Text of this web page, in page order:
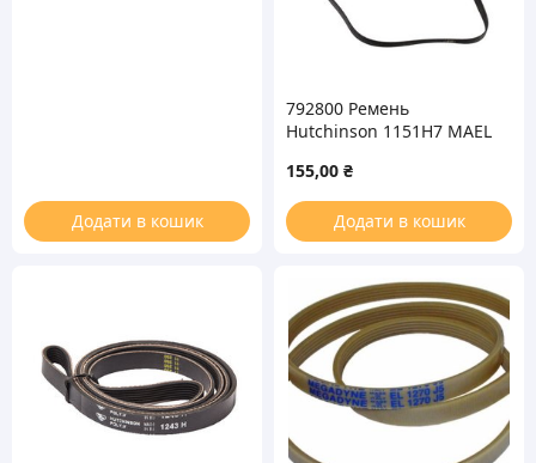
Додати в кошик
792800 Ремень
Hutchinson 1151H7 MAEL
(481281729142)
155,00 ₴
Додати в кошик